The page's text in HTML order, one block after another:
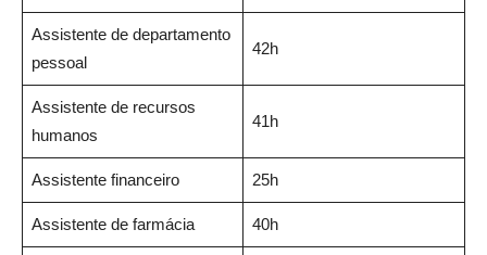
Assistente de departamento
pessoal
42h
Assistente de recursos
humanos
41h
Assistente financeiro 25h
Assistente de farmácia 40h